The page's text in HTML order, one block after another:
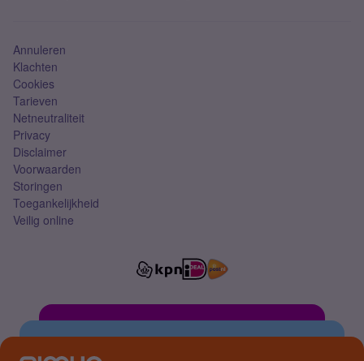
Annuleren
Klachten
Cookies
Tarieven
Netneutraliteit
Privacy
Disclaimer
Voorwaarden
Storingen
Toegankelijkheid
Veilig online